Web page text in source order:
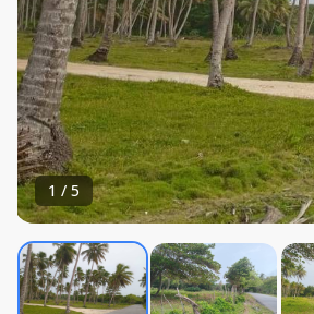
1 / 5